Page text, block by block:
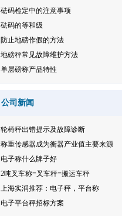
砝码检定中的注意事项
砝码的等和级
防止地磅作假的方法
地磅秤常见故障维护方法
单层磅称产品特性
公司新闻
轮椅秤出错提示及故障诊断
称重传感器成为衡器产业值主要来源
电子称什么牌子好
2吨叉车称=叉车秤=搬运车秤
上海实润推荐：电子秤，平台称
电子平台秤招标方案